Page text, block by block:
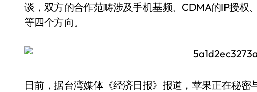
谈，双方的合作范畴涉及手机基频、CDMA的IP授权
等四个方向。
日前，据台湾媒体《经济日报》报道，苹果正在秘密